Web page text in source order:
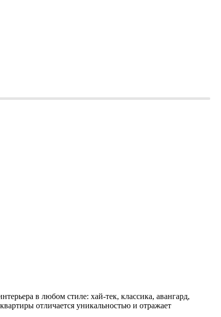
в любом стиле: хай-тек, классика, авангард,
отличается уникальностью и отражает